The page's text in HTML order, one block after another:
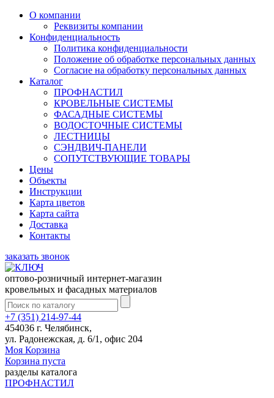
О компании
Реквизиты компании
Конфиденциальность
Политика конфиденциальности
Положение об обработке персональных данных
Согласие на обработку персональных данных
Каталог
ПРОФНАСТИЛ
КРОВЕЛЬНЫЕ СИСТЕМЫ
ФАСАДНЫЕ СИСТЕМЫ
ВОДОСТОЧНЫЕ СИСТЕМЫ
ЛЕСТНИЦЫ
СЭНДВИЧ-ПАНЕЛИ
СОПУТСТВУЮЩИЕ ТОВАРЫ
Цены
Объекты
Инструкции
Карта цветов
Карта сайта
Доставка
Контакты
заказать звонок
оптово-розничный интернет-магазин
кровельных и фасадных материалов
+7 (351) 214-97-44
454036 г. Челябинск,
ул. Радонежская, д. 6/1, офис 204
Моя Корзина
Корзина пуста
разделы каталога
ПРОФНАСТИЛ